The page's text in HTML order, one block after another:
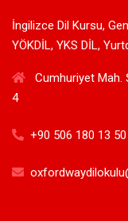
İngilizce Dil Kursu,
YÖKDİL, YKS DİL,
Cumhuriyet Mah.
4
+90 506 180 13 50